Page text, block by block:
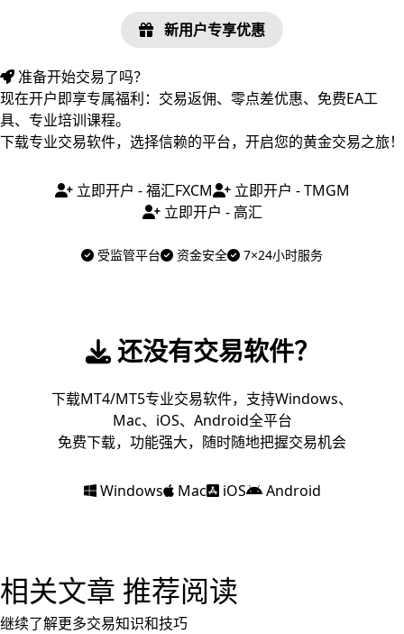
新用户专享优惠
准备开始交易了吗？
现在开户即享专属福利：交易返佣、零点差优惠、免费EA工
具、专业培训课程。
下载专业交易软件，选择信赖的平台，开启您的黄金交易之旅！
立即开户 - 福汇FXCM
立即开户 - TMGM
立即开户 - 高汇
受监管平台 资金安全 7×24小时服务
还没有交易软件？
下载MT4/MT5专业交易软件，支持Windows、
Mac、iOS、Android全平台
免费下载，功能强大，随时随地把握交易机会
Windows Mac iOS Android
相关文章 推荐阅读
继续了解更多交易知识和技巧